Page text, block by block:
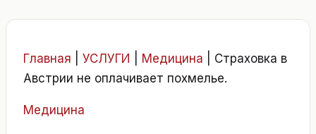
Главная УСЛУГИ Медицина
Страховка в
Австрии не оплачивает похмелье.
Медицина